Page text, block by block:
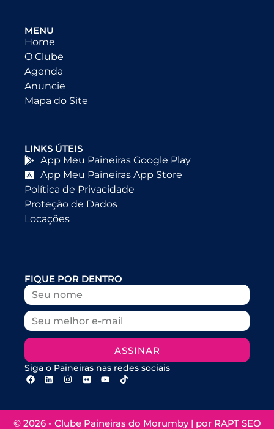
MENU
Home
O Clube
Agenda
Anuncie
Mapa do Site
LINKS ÚTEIS
App Meu Paineiras Google Play
App Meu Paineiras App Store
Política de Privacidade
Proteção de Dados
Locações
FIQUE POR DENTRO
ASSINAR
Siga o Paineiras nas redes sociais
© 2026 - Clube Paineiras do Morumby | por RAPT SEO